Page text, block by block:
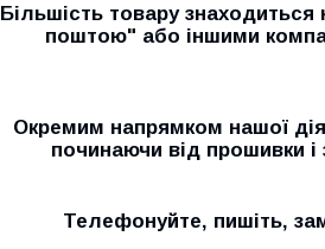
Більшість товару
поштою" або іншими
Окремим напрямком нашої
починаючи від прошивки і
Телефонуйте, пишіть,